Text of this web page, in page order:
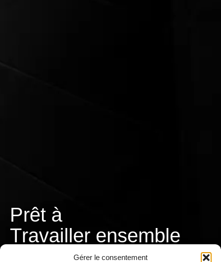
Gérer le consentement
Prêt à
Travailler ensemble